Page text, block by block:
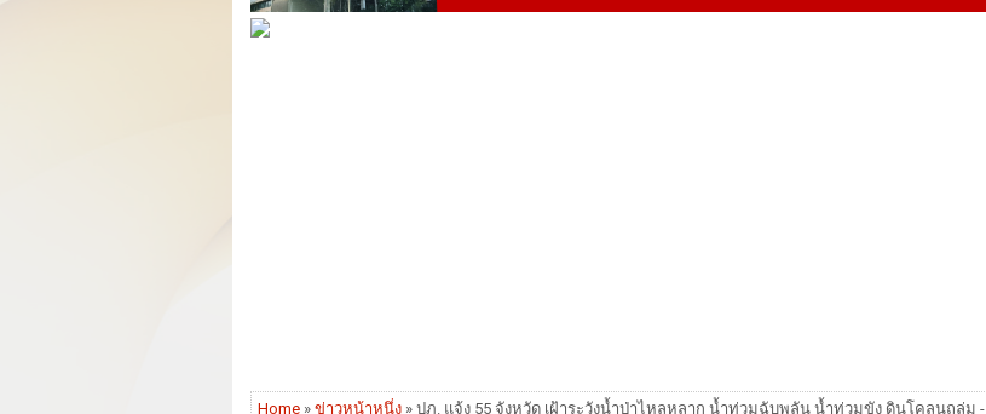
Home » ข่าวหน้าหนึ่ง » ปภ. แจ้ง 55 จังหวัด เฝ้าระวังน้ำป่าไหลหลาก น้ำท่วมฉับพลัน น้ำท่วมขัง ดินโคลนถล่ม -